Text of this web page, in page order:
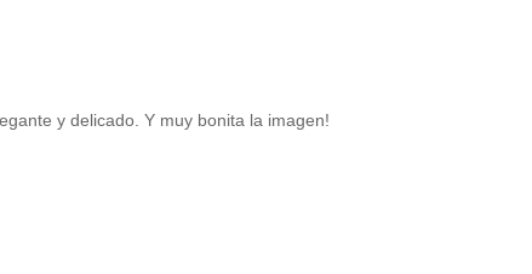
y delicado. Y muy bonita la imagen!